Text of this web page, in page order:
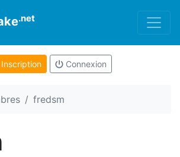
.net
Connexion
fredsm